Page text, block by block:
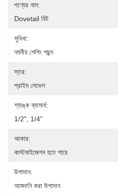
পণ্যের নাম:
Dovetail বিট
সুবিধা:
নমনীয় শেপিং পছন্দ
স্তর:
প্রাইম লেভেল
শ্যাঙ্ক ব্যাসার্ধ:
1/2", 1/4"
আকার:
কাস্টমাইজেশন হতে পারে
উপাদান:
আমদানি করা উপাদান